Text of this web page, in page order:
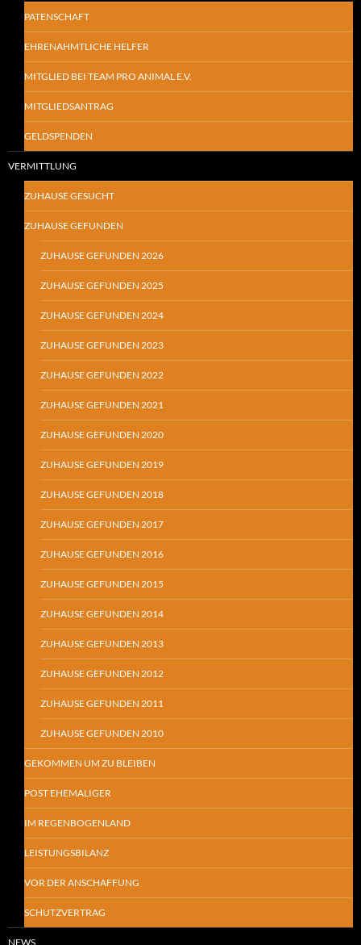
PATENSCHAFT
EHRENAHMTLICHE HELFER
MITGLIED BEI TEAM PRO ANIMAL E.V.
MITGLIEDSANTRAG
GELDSPENDEN
VERMITTLUNG
ZUHAUSE GESUCHT
ZUHAUSE GEFUNDEN
ZUHAUSE GEFUNDEN 2026
ZUHAUSE GEFUNDEN 2025
ZUHAUSE GEFUNDEN 2024
ZUHAUSE GEFUNDEN 2023
ZUHAUSE GEFUNDEN 2022
ZUHAUSE GEFUNDEN 2021
ZUHAUSE GEFUNDEN 2020
ZUHAUSE GEFUNDEN 2019
ZUHAUSE GEFUNDEN 2018
ZUHAUSE GEFUNDEN 2017
ZUHAUSE GEFUNDEN 2016
ZUHAUSE GEFUNDEN 2015
ZUHAUSE GEFUNDEN 2014
ZUHAUSE GEFUNDEN 2013
ZUHAUSE GEFUNDEN 2012
ZUHAUSE GEFUNDEN 2011
ZUHAUSE GEFUNDEN 2010
GEKOMMEN UM ZU BLEIBEN
POST EHEMALIGER
IM REGENBOGENLAND
LEISTUNGSBILANZ
VOR DER ANSCHAFFUNG
SCHUTZVERTRAG
NEWS